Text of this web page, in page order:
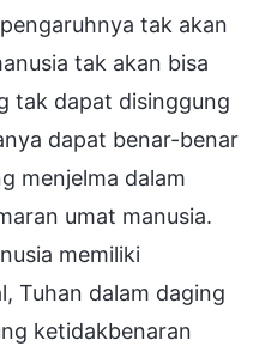
tak akan
tak akan bisa
tak dapat disinggung
dapat benar-benar
menjelma dalam
umat manusia.
memiliki
Tuhan dalam daging
ketidakbenaran